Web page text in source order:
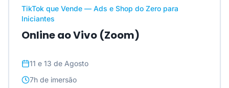
TikTok que Vende — Ads e Shop do Zero para
Iniciantes
Online ao Vivo (Zoom)
11 e 13 de Agosto
7h de imersão